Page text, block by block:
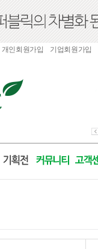
개인회원가입 기업회원가입